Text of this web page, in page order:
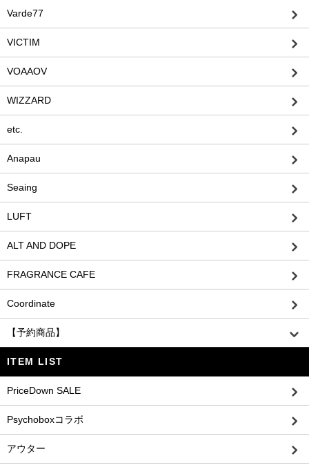
Varde77
VICTIM
VOAAOV
WIZZARD
etc.
Anapau
Seaing
LUFT
ALT AND DOPE
FRAGRANCE CAFE
Coordinate
【予約商品】
ITEM LIST
PriceDown SALE
Psychoboxコラボ
アウター